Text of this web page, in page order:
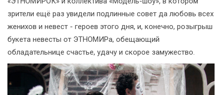
зрители ещё раз увидели подлинные совет да любовь всех
женихов и невест - героев этого дня, и, конечно, розыгрыш
букета невесты от ЭТНОМИРа, обещающий
обладательнице счастье, удачу и скорое замужество.